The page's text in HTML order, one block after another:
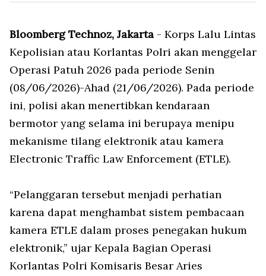
Bloomberg Technoz, Jakarta - Korps Lalu Lintas
Kepolisian atau Korlantas Polri akan menggelar
Operasi Patuh 2026 pada periode Senin
(08/06/2026)-Ahad (21/06/2026). Pada periode
ini, polisi akan menertibkan kendaraan
bermotor yang selama ini berupaya menipu
mekanisme tilang elektronik atau kamera
Electronic Traffic Law Enforcement (ETLE).
“Pelanggaran tersebut menjadi perhatian
karena dapat menghambat sistem pembacaan
kamera ETLE dalam proses penegakan hukum
elektronik,” ujar Kepala Bagian Operasi
Korlantas Polri Komisaris Besar Aries